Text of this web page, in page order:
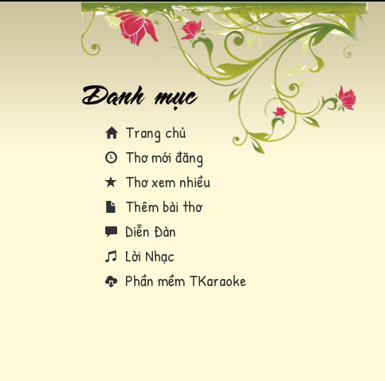
Trang chủ
Thơ mới đăng
Thơ xem nhiều
Thêm bài thơ
Diễn Đàn
Lời Nhạc
Phần mềm TKaraoke